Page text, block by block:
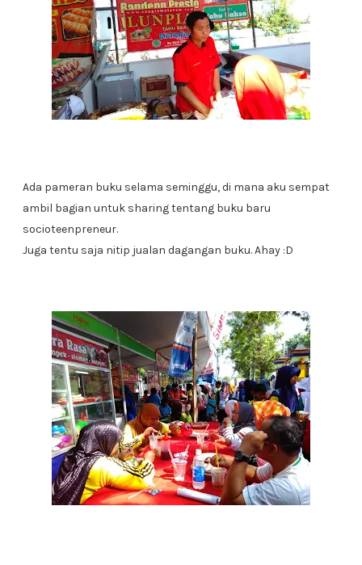
Ada pameran buku selama seminggu, di mana aku sempat
ambil bagian untuk sharing tentang buku baru
socioteenpreneur.
Juga tentu saja nitip jualan dagangan buku. Ahay :D